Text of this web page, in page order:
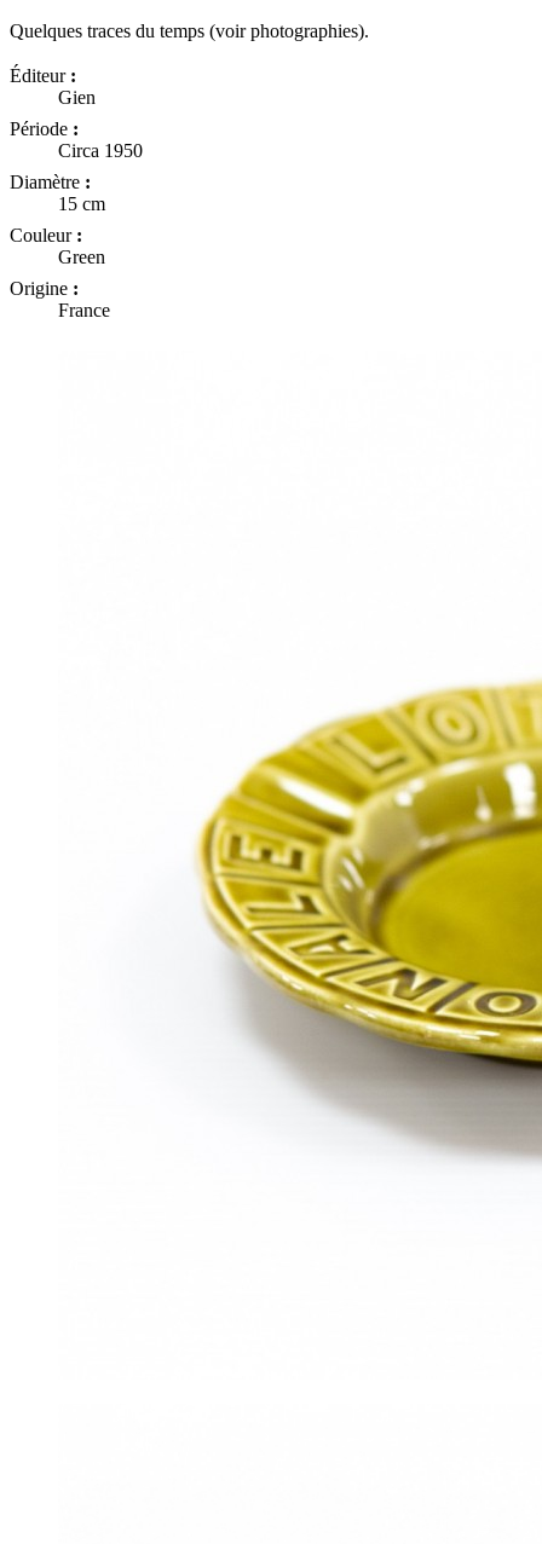
Quelques traces du temps (voir photographies).
Éditeur :
Gien
Période :
Circa 1950
Diamètre :
15 cm
Couleur :
Green
Origine :
France